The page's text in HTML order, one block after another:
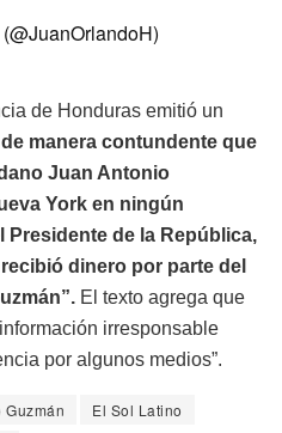
de Honduras emitió un
de manera contundente que
Juan Antonio
York en ningún
Presidente de la República,
dinero por parte del
El texto agrega que
irresponsable
por algunos medios”.
Guzmán
El Sol Latino